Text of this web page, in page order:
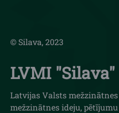
© Silava, 2023
LVMI "Silava"
Latvijas Valsts
mežzinātnes ideju,